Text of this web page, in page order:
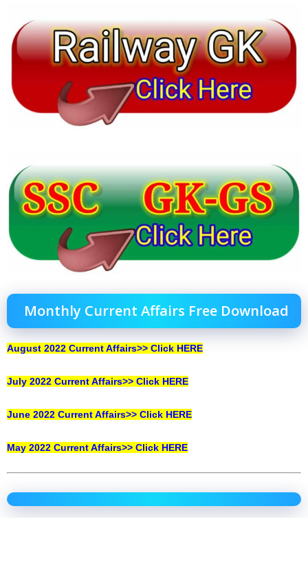
Monthly Current Affairs Free Download
August 2022 Current Affairs>> Click HERE
July 2022 Current Affairs>> Click HERE
June 2022 Current Affairs>> Click HERE
May 2022 Current Affairs>> Click HERE